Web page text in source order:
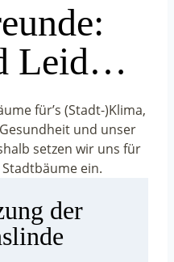
Leid…
für’s (Stadt-)Klima,
und unser
setzen wir uns für
ein.
der